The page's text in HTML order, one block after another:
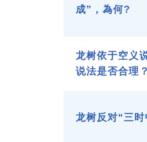
成”，為何?
龙树依于空义
说法是否合理
龙树反对“三